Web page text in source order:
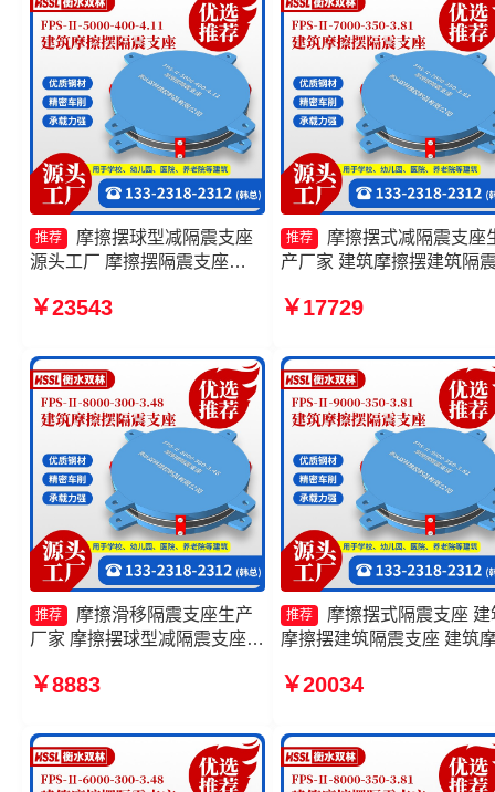
推荐
摩擦摆球型减隔震支座
源头工厂 摩擦摆隔震支座
厂 摩擦支座源头工厂 建筑摩
￥23543
推荐
摩擦摆式减隔震支座
产厂家 建筑摩擦摆建筑隔
FPSII-9000-400-4.11厂家
350-3.81厂家
￥17729
推荐
摩擦滑移隔震支座生产
厂家 摩擦摆球型减隔震支座生
厂家 摩擦摆隔震支座FPSII-
￥8883
推荐
摩擦摆式隔震支座 建
摩擦摆建筑隔震支座 建筑
摆支座FPS-II-15000源头工
￥20034